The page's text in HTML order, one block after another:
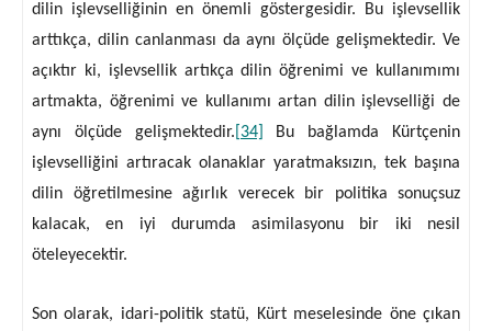
dilin işlevselliğinin en önemli göstergesidir. Bu işlevsellik
arttıkça, dilin canlanması da aynı ölçüde gelişmektedir. Ve
açıktır ki, işlevsellik artıkça dilin öğrenimi ve kullanımımı
artmakta, öğrenimi ve kullanımı artan dilin işlevselliği de
aynı ölçüde gelişmektedir. [34]
Bu bağlamda Kürtçenin
işlevselliğini artıracak olanaklar yaratmaksızın, tek başına
dilin öğretilmesine ağırlık verecek bir politika sonuçsuz
kalacak, en iyi durumda asimilasyonu bir iki nesil
öteleyecektir.
Son olarak, idari-politik statü, Kürt meselesinde öne çıkan